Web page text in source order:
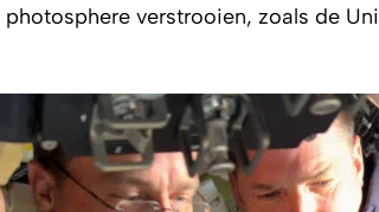
verstrooien, zoals de